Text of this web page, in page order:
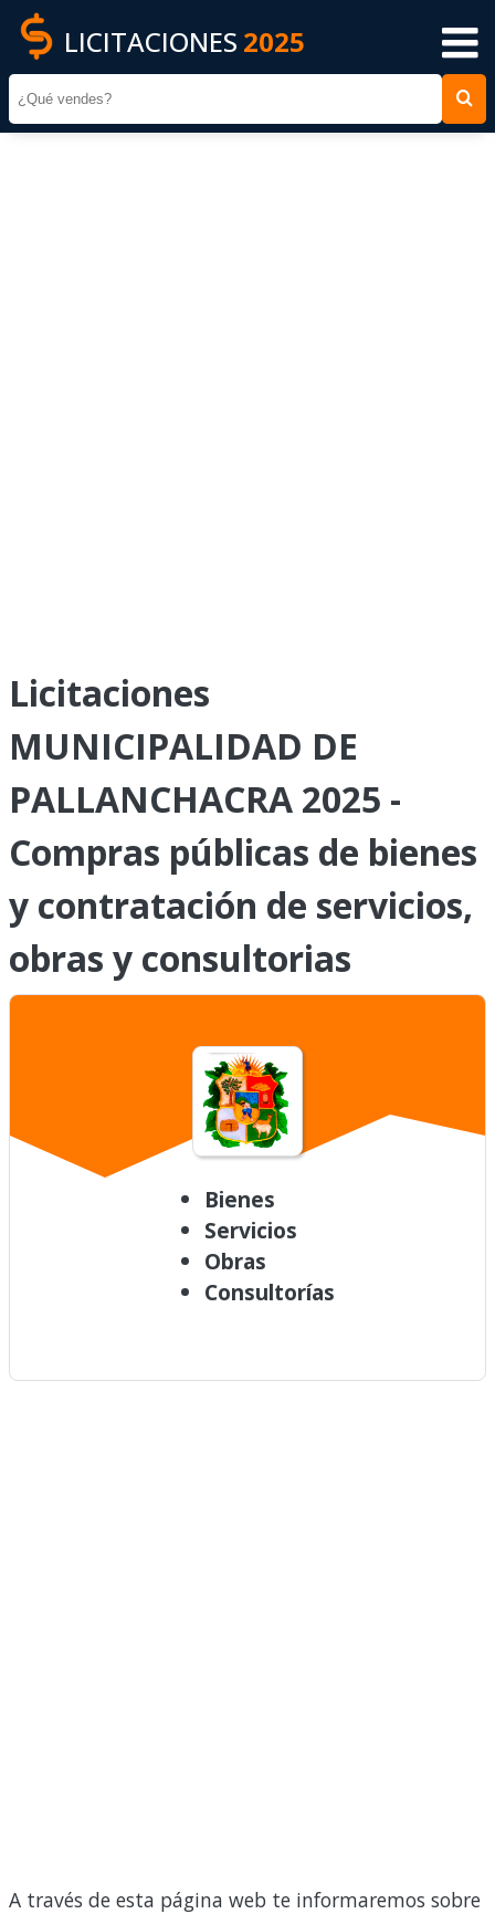
LICITACIONES 2025
Licitaciones
MUNICIPALIDAD DE
PALLANCHACRA 2025 -
Compras públicas de bienes
y contratación de servicios,
obras y consultorias
Bienes
Servicios
Obras
Consultorías
A través de esta página web te informaremos sobre